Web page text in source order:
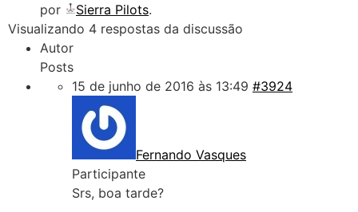
por
Sierra Pilots.
Visualizando 4 respostas da discussão
Autor
Posts
15 de junho de 2016 às 13:49 #3924
Fernando Vasques
Participante
Srs, boa tarde?